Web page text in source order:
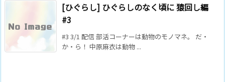
[ひぐらし] ひぐらしのなく頃に 猿回し編
#3
#3 3/1 配信 部活コーナーは動物のモノマネ。 だ・
か・ら！ 中原麻衣は動物 ...